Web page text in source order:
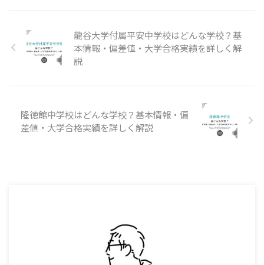
龍谷大学付属平安中学校はどんな学校？基
本情報・偏差値・大学合格実績を詳しく解
説
隆徳館中学校はどんな学校？基本情報・偏
差値・大学合格実績を詳しく解説